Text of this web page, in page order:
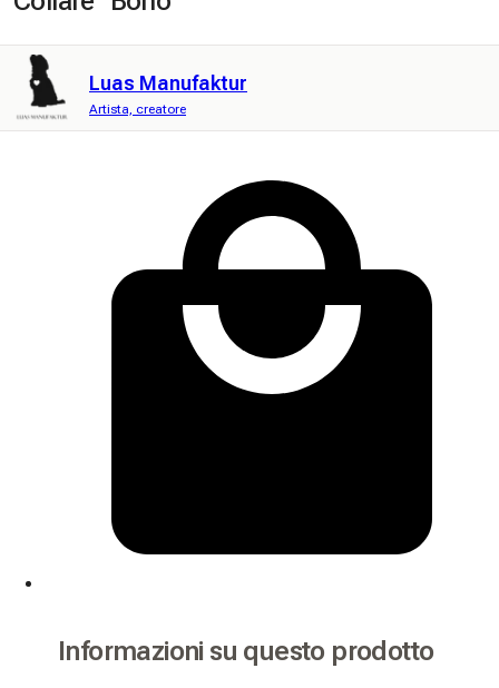
Luas Manufaktur
Artista, creatore
Informazioni su questo prodotto